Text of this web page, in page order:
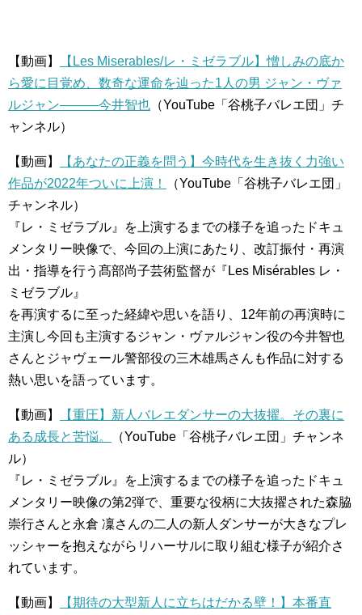
【動画】
【Les Miserables/レ・ミゼラブル】憎しみの底か
ら愛に目覚め、数奇な運命を辿った1人の男 ジャン・ヴァ
ルジャン―――今井智也 （YouTube「谷桃子バレエ団」チ
ャンネル）
【動画】
【あなたの正義を問う】今時代を生き抜く力強い
作品が2022年ついに上演！
（YouTube「谷桃子バレエ団」
チャンネル）
『レ・ミゼラブル』を上演するまでの様子を追ったドキュ
メンタリー映像で、今回の上演にあたり、改訂振付・再演
出・指導を行う髙部尚子芸術監督が『Les Misérables レ・
ミゼラブル』
を再演するに至った経緯や思いを語り、12年前の再演時に
主演し今回も主演するジャン・ヴァルジャン役の今井智也
さんとジャヴェール警部役の三木雄馬さんも作品に対する
熱い思いを語っています。
【動画】
【重圧】新人バレエダンサーの大抜擢。その裏に
ある成長と苦悩。
（YouTube「谷桃子バレエ団」チャンネ
ル）
『レ・ミゼラブル』を上演するまでの様子を追ったドキュ
メンタリー映像の第2弾で、重要な役柄に大抜擢された森脇
崇行さんと永倉 凜さんの二人の新人ダンサーが大きなプレ
ッシャーを抱えながらリハーサルに取り組む様子が紹介さ
れています。
【動画】
【期待の大型新人に立ちはだかる壁！】本番直